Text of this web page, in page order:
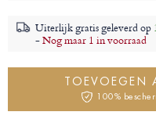
Uiterlijk gratis geleverd op
-Nog maar 1 in voorraad
TOEVOEGEN
100%